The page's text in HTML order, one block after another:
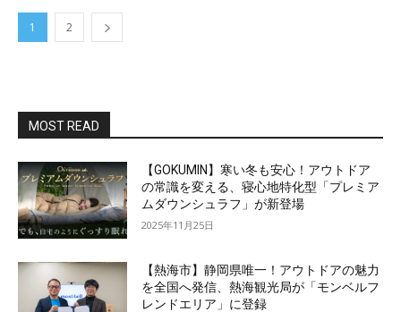
1 2
MOST READ
【GOKUMIN】寒い冬も安心！アウトドア
の常識を変える、寝心地特化型「プレミア
ムダウンシュラフ」が新登場
2025年11月25日
【熱海市】静岡県唯一！アウトドアの魅力
を全国へ発信、熱海観光局が「モンベルフ
レンドエリア」に登録